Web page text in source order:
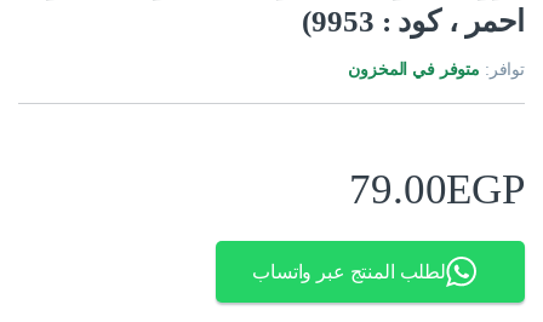
احمر ، كود : 9953)
توافر: متوفر في المخزون
79.00EGP
لطلب المنتج عبر واتساب